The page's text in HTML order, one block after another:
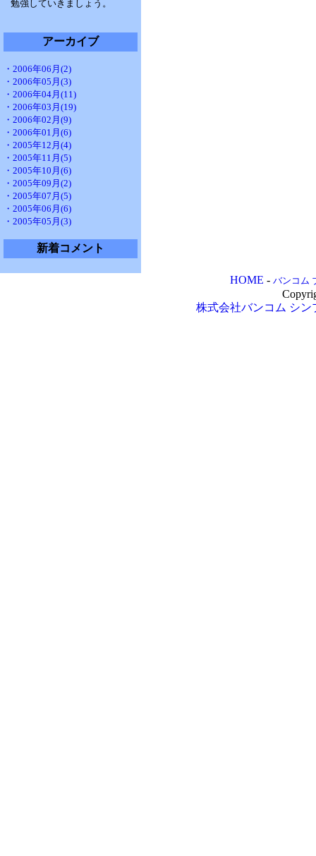
勉強していきましょう。
アーカイブ
・2006年06月(2)
・2006年05月(3)
・2006年04月(11)
・2006年03月(19)
・2006年02月(9)
・2006年01月(6)
・2005年12月(4)
・2005年11月(5)
・2005年10月(6)
・2005年09月(2)
・2005年07月(5)
・2005年06月(6)
・2005年05月(3)
新着コメント
HOME - バンコム
株式会社バンコム シン